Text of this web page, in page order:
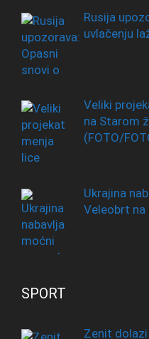
Rusija
uvlačenju
Veliki
na Starom
(FOTO/
Ukrajina
Veleobrt na
SPORT
Zenit